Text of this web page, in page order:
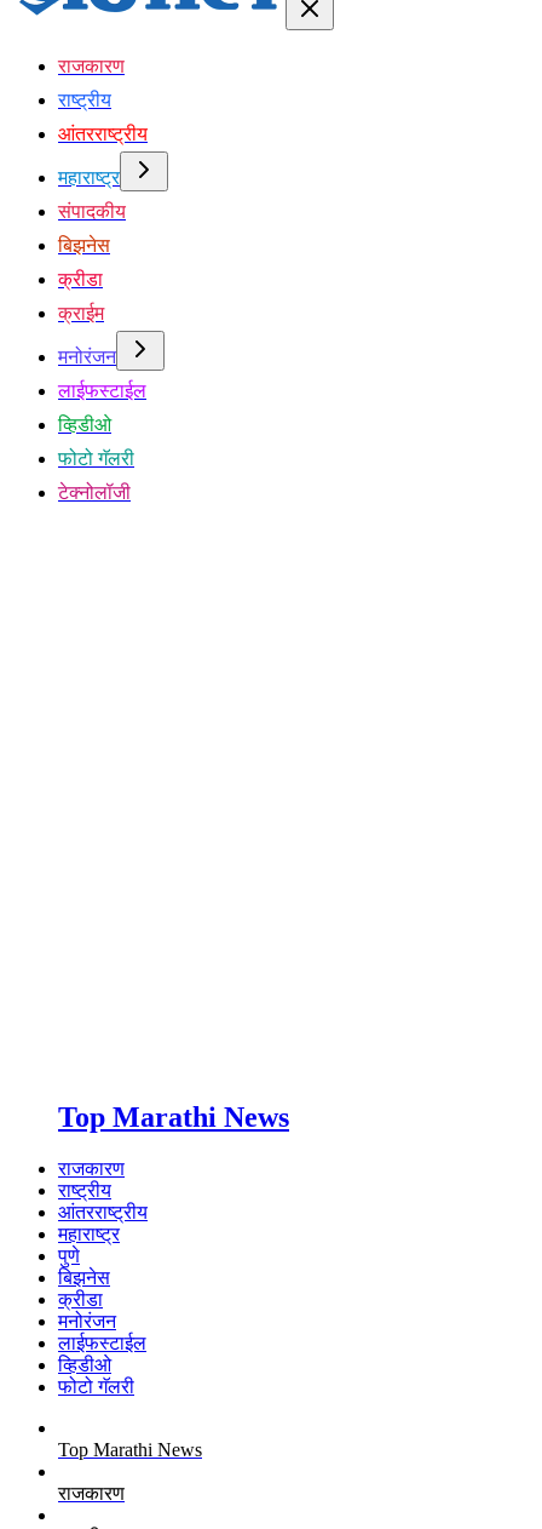
राजकारण
राष्ट्रीय
आंतरराष्ट्रीय
महाराष्ट्र
संपादकीय
बिझनेस
क्रीडा
क्राईम
मनोरंजन
लाईफस्टाईल
व्हिडीओ
फोटो गॅलरी
टेक्नोलॉजी
Top Marathi News
राजकारण
राष्ट्रीय
आंतरराष्ट्रीय
महाराष्ट्र
पुणे
बिझनेस
क्रीडा
मनोरंजन
लाईफस्टाईल
व्हिडीओ
फोटो गॅलरी
Top Marathi News
राजकारण